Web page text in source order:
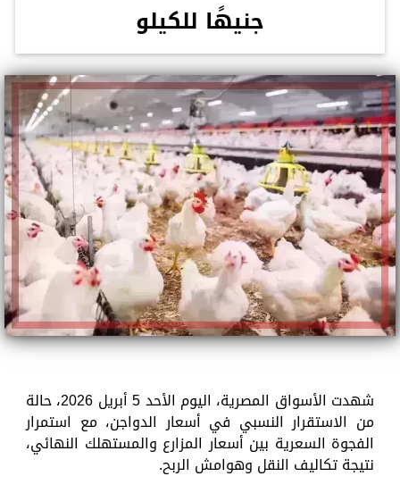
جنيهًا للكيلو
شهدت الأسواق المصرية، اليوم الأحد 5 أبريل 2026، حالة
من الاستقرار النسبي في أسعار الدواجن، مع استمرار
الفجوة السعرية بين أسعار المزارع والمستهلك النهائي،
نتيجة تكاليف النقل وهوامش الربح.